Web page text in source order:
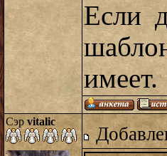
Если
имеет.
Сэр vitalic